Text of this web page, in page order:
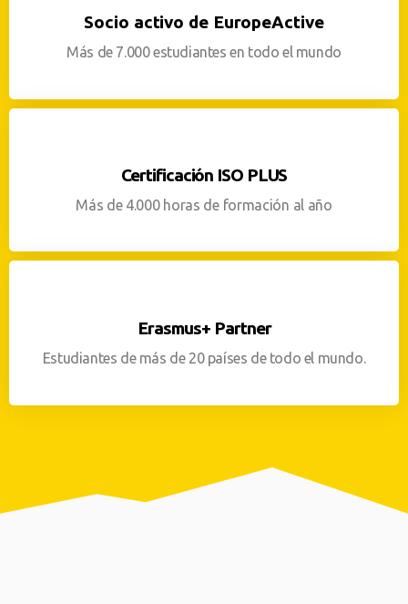
Socio activo de EuropeActive
Más de 7.000 estudiantes en todo el mundo
Certificación ISO PLUS
Más de 4.000 horas de formación al año
Erasmus+ Partner
Estudiantes de más de 20 países de todo el mundo.